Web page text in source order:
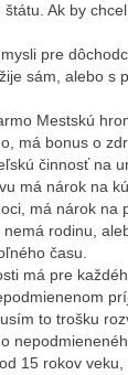
Ak by
pre
sám, alebo s
Mestskú
má bonus o
činnosť na
má nárok na
má nárok na
rodinu,
času.
má pre
to trošku
15 rokov